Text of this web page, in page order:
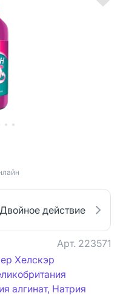
действие
Арт. 223571
Хелскэр
алгинат, Натрия